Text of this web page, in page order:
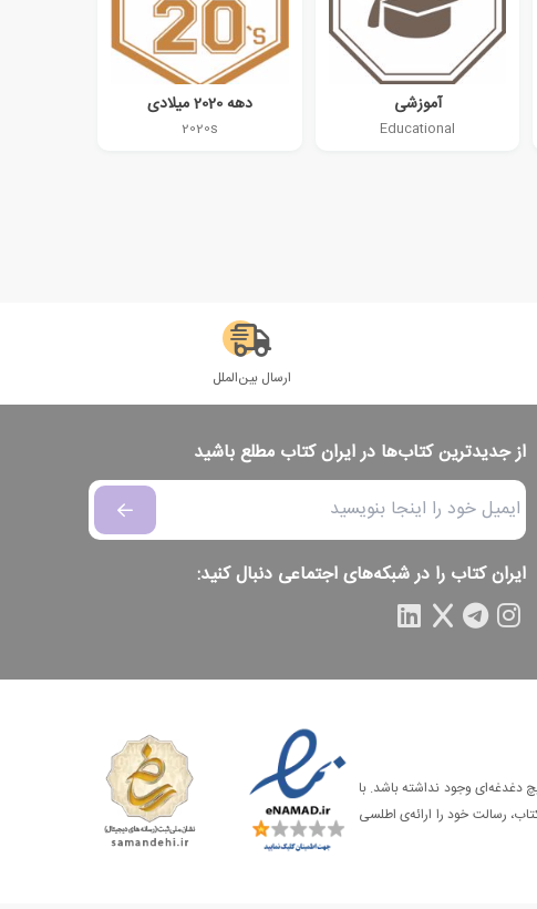
آموزشی
Educational
دهه 2020 میلادی
2020s
ارسال بین‌الملل
از جدیدترین کتاب‌ها در ایران کتاب مطلع باشید
ایران کتاب را در شبکه‌های اجتماعی دنبال کنید:
دغدغه‌ای وجود نداشته باشد. با
رسالت خود را ارائه‌ی اطلسی